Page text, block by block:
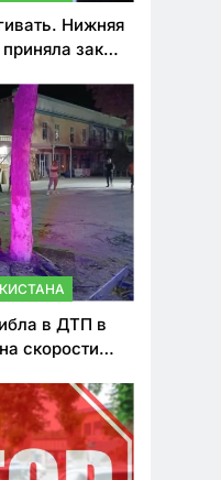
Нижняя
закон
в ДТП в
скорости